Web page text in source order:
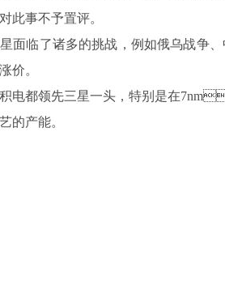
此事不予置评。
面临了诸多的挑战，例如俄乌战争
。
台积电都领先三星一头，特别是在
的产能。